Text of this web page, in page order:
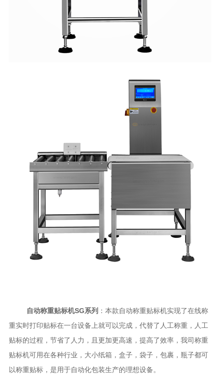
自动称重贴标机SG系列 ：本款自动称重贴标机实现了在线称
重实时打印贴标在一台设备上就可以完成，代替了人工称重，人工
贴标的过程，节省了人力，且更加更高速，提高了效率，我司称重
贴标机可用在各种行业，大小纸箱，盒子，袋子，包裹，瓶子都可
以称重贴标，是用于自动化包装生产的理想设备。